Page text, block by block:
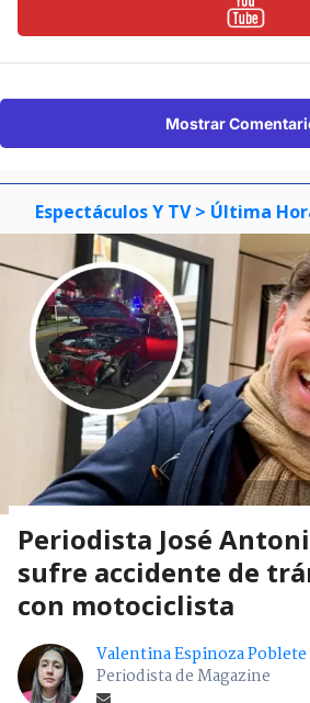
Mostrar
Espectáculos Y TV > Última
Periodista José
sufre accidente de
con motociclista
Valentina Espinoza Poblete
Periodista de Magazine